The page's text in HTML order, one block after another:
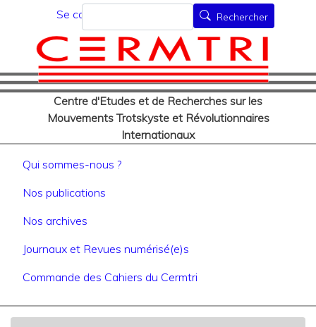
au
contenu
principal
Menu du compte de
Se connecter
Centre d'Etudes et de Recherches sur les
Mouvements Trotskyste et Révolutionnaires
Internationaux
Rechercher Rechercher
Navigation principale
Qui sommes-nous ?
Nos publications
Nos archives
Journaux et Revues numérisé(e)s
Commande des Cahiers du Cermtri